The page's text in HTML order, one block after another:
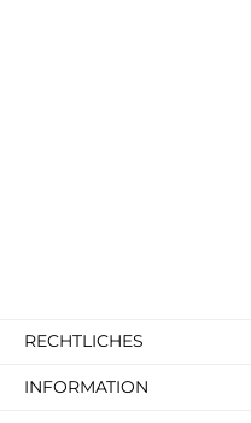
RECHTLICHES
INFORMATION